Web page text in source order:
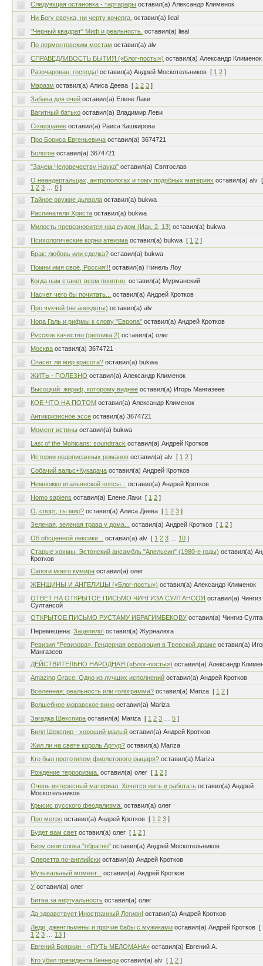
Следующая остановка - тартарары оставил(а) Александр Клименок
Ни Богу свечка, ни черту кочерга. оставил(а) lieal
"Черный квадрат" Миф и реальность. оставил(а) lieal
По лермонтовским местам оставил(а) alv
СПРАВЕДЛИВОСТЬ БЫТИЯ («Блог-посты») оставил(а) Александр Клименок
Разочарован, господа! оставил(а) Андрей Москотельников [ 1 2 ]
Маразм оставил(а) Алиса Деева [ 1 2 3 ]
Забава для очей оставил(а) Елене Лаки
Вагитный батько оставил(а) Владимир Леви
Созерцание оставил(а) Раиса Кашкирова
Про Бориса Евгеньевича оставил(а) 3674721
Бологое оставил(а) 3674721
"Зачем Человечеству Наука" оставил(а) Святослав
О неандертальцах, антропологах и тому подобных материях оставил(а) alv [
1 2 3 …8 ]
Тайное оружие дьявола оставил(а) bukwa
Распинатели Христа оставил(а) bukwa
Милость превозносится над судом (Иак. 2, 13) оставил(а) bukwa
Психологические корни атеизма оставил(а) bukwa [ 1 2 ]
Брак: любовь или сделка? оставил(а) bukwa
Помни имя своё, Россия!!! оставил(а) Нинель Лоу
Когда нам станет всем понятно. оставил(а) Мурманский
Насчет чего бы почитать...
оставил(а) Андрей Кротков
Про чукчей (не анекдоты) оставил(а) alv
Нора Галь и рифмы к слову "Европа" оставил(а) Андрей Кротков
Русское качество (реплика 2) оставил(а) олег
Москва оставил(а) 3674721
Спасёт ли мир красота? оставил(а) bukwa
ЖИТЬ - ПОЛЕЗНО оставил(а) Александр Клименок
Высоцкий: жираф, которому виднее оставил(а) Игорь Мангазеев
КОЕ-ЧТО НА ПОТОМ оставил(а) Александр Клименок
Антикризисное эссе оставил(а) 3674721
Момент истины оставил(а) bukwa
Last of the Mohicans: soundtrack оставил(а) Андрей Кротков
Истории недописанных романов оставил(а) alv [ 1 2 ]
Собачий вальс+Кукарача оставил(а) Андрей Кротков
Немножко итальянской попсы...
оставил(а) Андрей Кротков
Homo sapiens оставил(а) Елене Лаки [ 1 2 ]
О, спорт, ты мир? оставил(а) Алиса Деева [ 1 2 3 ]
Зеленая, зеленая трава у дома...
оставил(а) Андрей Кротков [ 1 2 ]
Об обсценной лексике...
оставил(а) alv [ 1 2 3 10 ]
Старые хохмы. Эстонский ансамбль "Апельсин" (1980-е годы) оставил(а)
Кротков
Сапоги моего кумира оставил(а) олег
ЖЕНЩИНЫ И АНГЕЛИЦЫ («Блог-посты») оставил(а) Александр Клименок
ОТВЕТ НА ОТКРЫТОЕ ПИСЬМО ЧИНГИЗА СУЛТАНСОЯ оставил(а) Чингиз
Султансой
ОТКРЫТОЕ ПИСЬМО РУСТАМУ ИБРАГИМБЕКОВУ оставил(а) Чингиз
Перемещена:Зацепило! оставил(а) Журналюга
Ревизия "Ревизора». Гендерная революция в Тверской драме оставил(а)
Мангазеев
ДЕЙСТВИТЕЛЬНО НАРОДНАЯ («Блог-посты») оставил(а) Александр
Amazing Grace. Одно из лучших исполнений оставил(а) Андрей Кротков
Вселенная: реальность или голограмма? оставил(а) Mariza [ 1 2 ]
Волшебное моравское вино оставил(а) Mariza
Загадка Шекспира оставил(а) Mariza [ 1 2 3 …5 ]
Билл Шекспир - хороший малый оставил(а) Андрей Кротков
Жил ли на свете король Артур? оставил(а) Mariza
Кто был прототипом фиолетового рыцаря? оставил(а) Mariza
Рождение терроризма. оставил(а) олег [ 1 2 ]
Очень интересный материал. Хочется жить и работать оставил(а) Андрей
Москотельников
Крысис русского феодализма. оставил(а) олег
Про метро оставил(а) Андрей Кротков [ 1 2 3 ]
Будет вам свет оставил(а) олег [ 1 2 ]
Беру свои слова "обратно" оставил(а) Андрей Москотельников
Оперетта по-английски оставил(а) Андрей Кротков
Музыкальный момент...
оставил(а) Андрей Кротков
У оставил(а) олег
Битва за виртуальность оставил(а) олег
Да здравствует Иностранный Легион! оставил(а) Андрей Кротков
Леди, джентльмены и прочие бабы с мужиками оставил(а) Андрей Кротков [
1 2 3 13 ]
Евгений Бояркин - «ПУТЬ МЕЛОМАНА» оставил(а) Евгений А.
Кто убил президента Кеннеди оставил(а) alv [ 1 2 ]